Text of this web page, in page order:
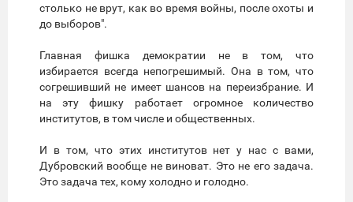
столько не врут, как во время войны, после охоты и
до выборов".
Главная фишка демократии не в том, что
избирается всегда непогрешимый. Она в том, что
согрешивший не имеет шансов на переизбрание. И
на эту фишку работает огромное количество
институтов, в том числе и общественных.
И в том, что этих институтов нет у нас с вами,
Дубровский вообще не виноват. Это не его задача.
Это задача тех, кому холодно и голодно.